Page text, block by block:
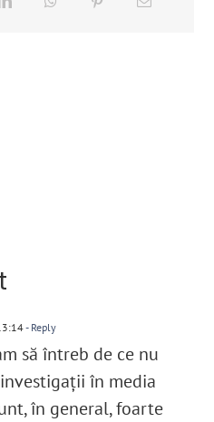
- Reply
să întreb de ce nu
în media
în general, foarte